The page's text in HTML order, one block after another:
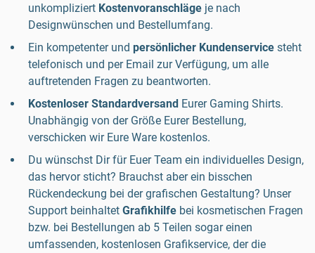
unkompliziert Kostenvoranschläge je nach
Designwünschen und Bestellumfang.
Ein kompetenter und persönlicher Kundenservice steht
telefonisch und per Email zur Verfügung, um alle
auftretenden Fragen zu beantworten.
Kostenloser Standardversand Eurer Gaming Shirts.
Unabhängig von der Größe Eurer Bestellung,
verschicken wir Eure Ware kostenlos.
Du wünschst Dir für Euer Team ein individuelles Design,
das hervor sticht? Brauchst aber ein bisschen
Rückendeckung bei der grafischen Gestaltung? Unser
Support beinhaltet Grafikhilfe bei kosmetischen Fragen
bzw. bei Bestellungen ab 5 Teilen sogar einen
umfassenden, kostenlosen Grafikservice, der die